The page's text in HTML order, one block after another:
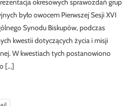
okresowych sprawozdań grup
było owocem Pierwszej Sesji XVI
Synodu Biskupów, podczas
kwestii dotyczących życia i misji
W kwestiach tych postanowiono
[…]